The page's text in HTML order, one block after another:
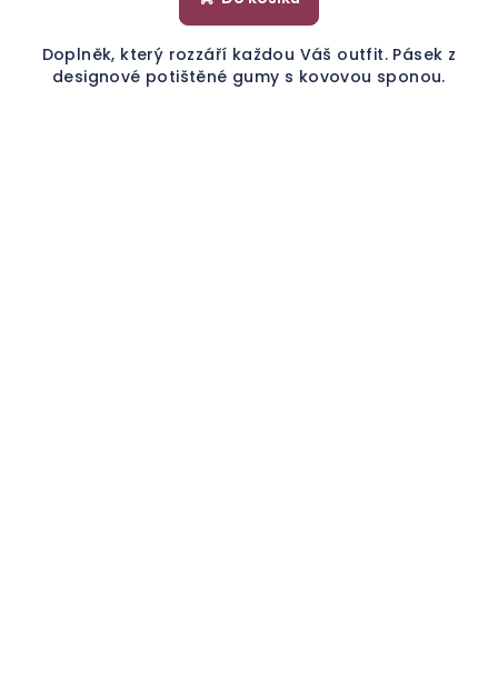
Doplněk, který rozzáří každou Váš outfit. Pásek z
designové potištěné gumy s kovovou sponou.